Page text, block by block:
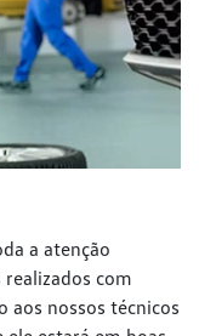
a atenção
com
aos nossos técnicos